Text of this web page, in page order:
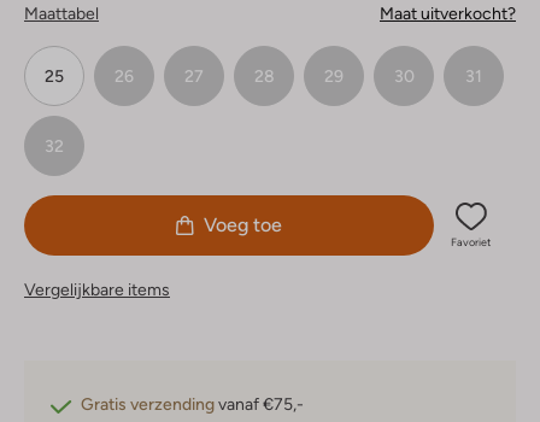
Maattabel Maat uitverkocht?
25 26 27 28 29 30 31
32
Voeg toe
Favoriet
Vergelijkbare items
Gratis verzendingvanaf €75,-